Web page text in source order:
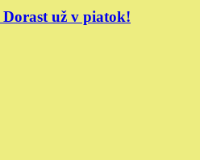
Dorast už v piatok!